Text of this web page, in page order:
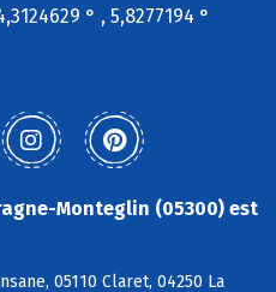
° , 5,8277194 °
Monteglin (05300) est
05110 Claret, 04250 La